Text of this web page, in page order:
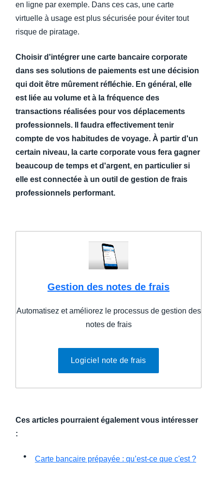
en ligne par exemple. Dans ces cas, une carte
virtuelle à usage est plus sécurisée pour éviter tout
risque de piratage.
Choisir d'intégrer une carte bancaire corporate
dans ses solutions de paiements est une décision
qui doit être mûrement réfléchie. En général, elle
est liée au volume et à la fréquence des
transactions réalisées pour vos déplacements
professionnels. Il faudra effectivement tenir
compte de vos habitudes de voyage. À partir d'un
certain niveau, la carte corporate vous fera gagner
beaucoup de temps et d'argent, en particulier si
elle est connectée à un outil de gestion de frais
professionnels performant.
Gestion des notes de frais
Automatisez et améliorez le processus de gestion des
notes de frais
Logiciel note de frais
Ces articles pourraient également vous intéresser
:
Carte bancaire prépayée : qu’est-ce que c'est ?